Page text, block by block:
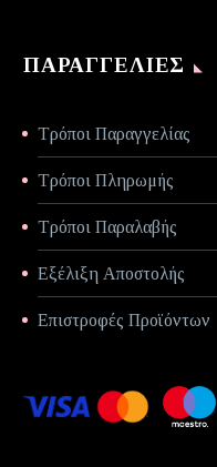
ΠΑΡΑΓΓΕΛΊΕΣ
Τρόποι Παραγγελίας
Τρόποι Πληρωμής
Τρόποι Παραλαβής
Εξέλιξη Αποστολής
Επιστροφές Προϊόντων